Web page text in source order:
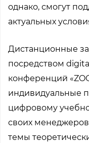
однако, смогут
актуальных
Дистанционные
посредством
конференций
индивидуальные
цифровому
своих
темы